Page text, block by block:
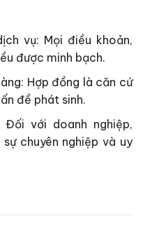
vụ: Mọi điều khoản,
được minh bạch.
Hợp đồng là căn cứ
đề phát sinh.
Đối với doanh nghiệp,
chuyên nghiệp và uy